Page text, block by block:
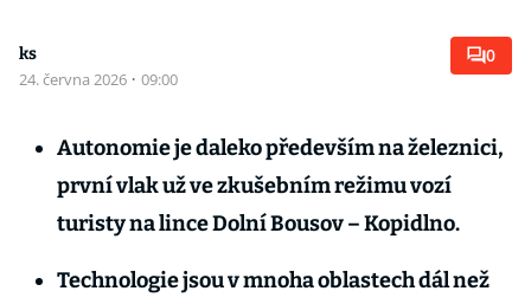
ks
24. června 2026 · 09:00
0
Autonomie je daleko především na železnici,
první vlak už ve zkušebním režimu vozí
turisty na lince Dolní Bousov – Kopidlno.
Technologie jsou v mnoha oblastech dál než